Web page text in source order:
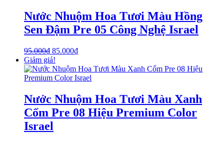
Nước Nhuộm Hoa Tươi Màu Hồng
Sen Đậm Pre 05 Công Nghệ Israel
95.000₫ 85.000₫
Giảm giá!
Nước Nhuộm Hoa Tươi Màu Xanh
Cốm Pre 08 Hiệu Premium Color
Israel